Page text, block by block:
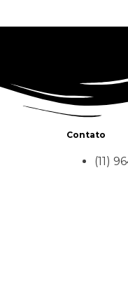
Contato
(11)